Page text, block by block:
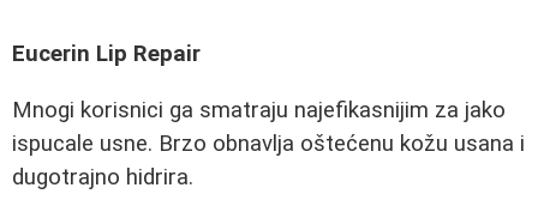
Eucerin Lip Repair
Mnogi korisnici ga smatraju najefikasnijim za jako
ispucale usne. Brzo obnavlja oštećenu kožu usana i
dugotrajno hidrira.